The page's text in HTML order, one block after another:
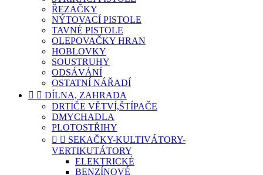
ŘEZAČKY
NÝTOVACÍ PISTOLE
TAVNÉ PISTOLE
OLEPOVAČKY HRAN
HOBLOVKY
SOUSTRUHY
ODSÁVÁNÍ
OSTATNÍ NÁŘADÍ
  DÍLNA, ZAHRADA
DRTIČE VĚTVÍ,ŠTÍPAČE
DMYCHADLA
PLOTOSTŘIHY
  SEKAČKY-KULTIVÁTORY-
VERTIKUTÁTORY
ELEKTRICKÉ
BENZÍNOVÉ